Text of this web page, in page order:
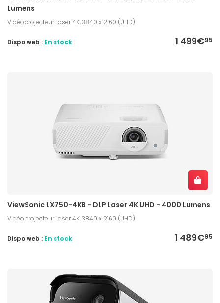
Lumens
Vidéoprojecteur Laser 4K, 3840 x 2160 (UHD)
1 499€95
Dispo web : En stock
ViewSonic LX750-4KB - DLP Laser 4K UHD - 4000 Lumens
Vidéoprojecteur Laser 4K, 3840 x 2160 (UHD)
1 489€95
Dispo web : En stock